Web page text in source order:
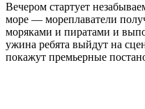
Вечером стартует
море — мореплаватели
моряками и пиратами и
ужина ребята выйдут на
покажут премьерные